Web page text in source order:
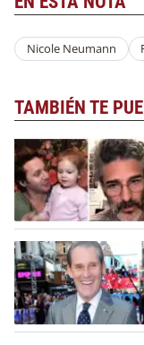
Nicole Neumann
TAMBIÉN TE